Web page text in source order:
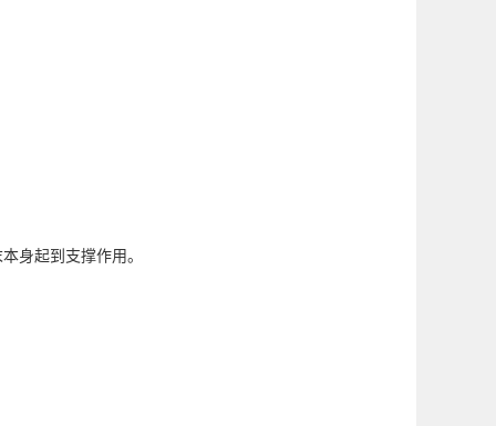
身起到支撑作用。